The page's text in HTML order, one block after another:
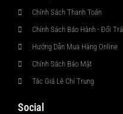
Chính Sách Thanh Toán
Chính Sách Bảo Hành - Đổi Trả
Hướng Dẫn Mua Hàng Online
Chính Sách Bảo Mật
Tác Giả Lê Chí Trung
Social